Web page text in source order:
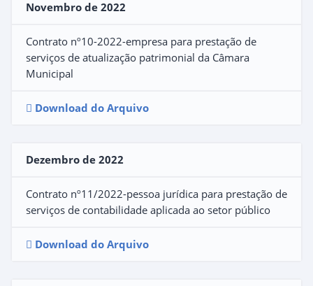
Novembro de 2022
Contrato nº10-2022-empresa para prestação de
serviços de atualização patrimonial da Câmara
Municipal
Download do Arquivo
Dezembro de 2022
Contrato nº11/2022-pessoa jurídica para prestação de
serviços de contabilidade aplicada ao setor público
Download do Arquivo